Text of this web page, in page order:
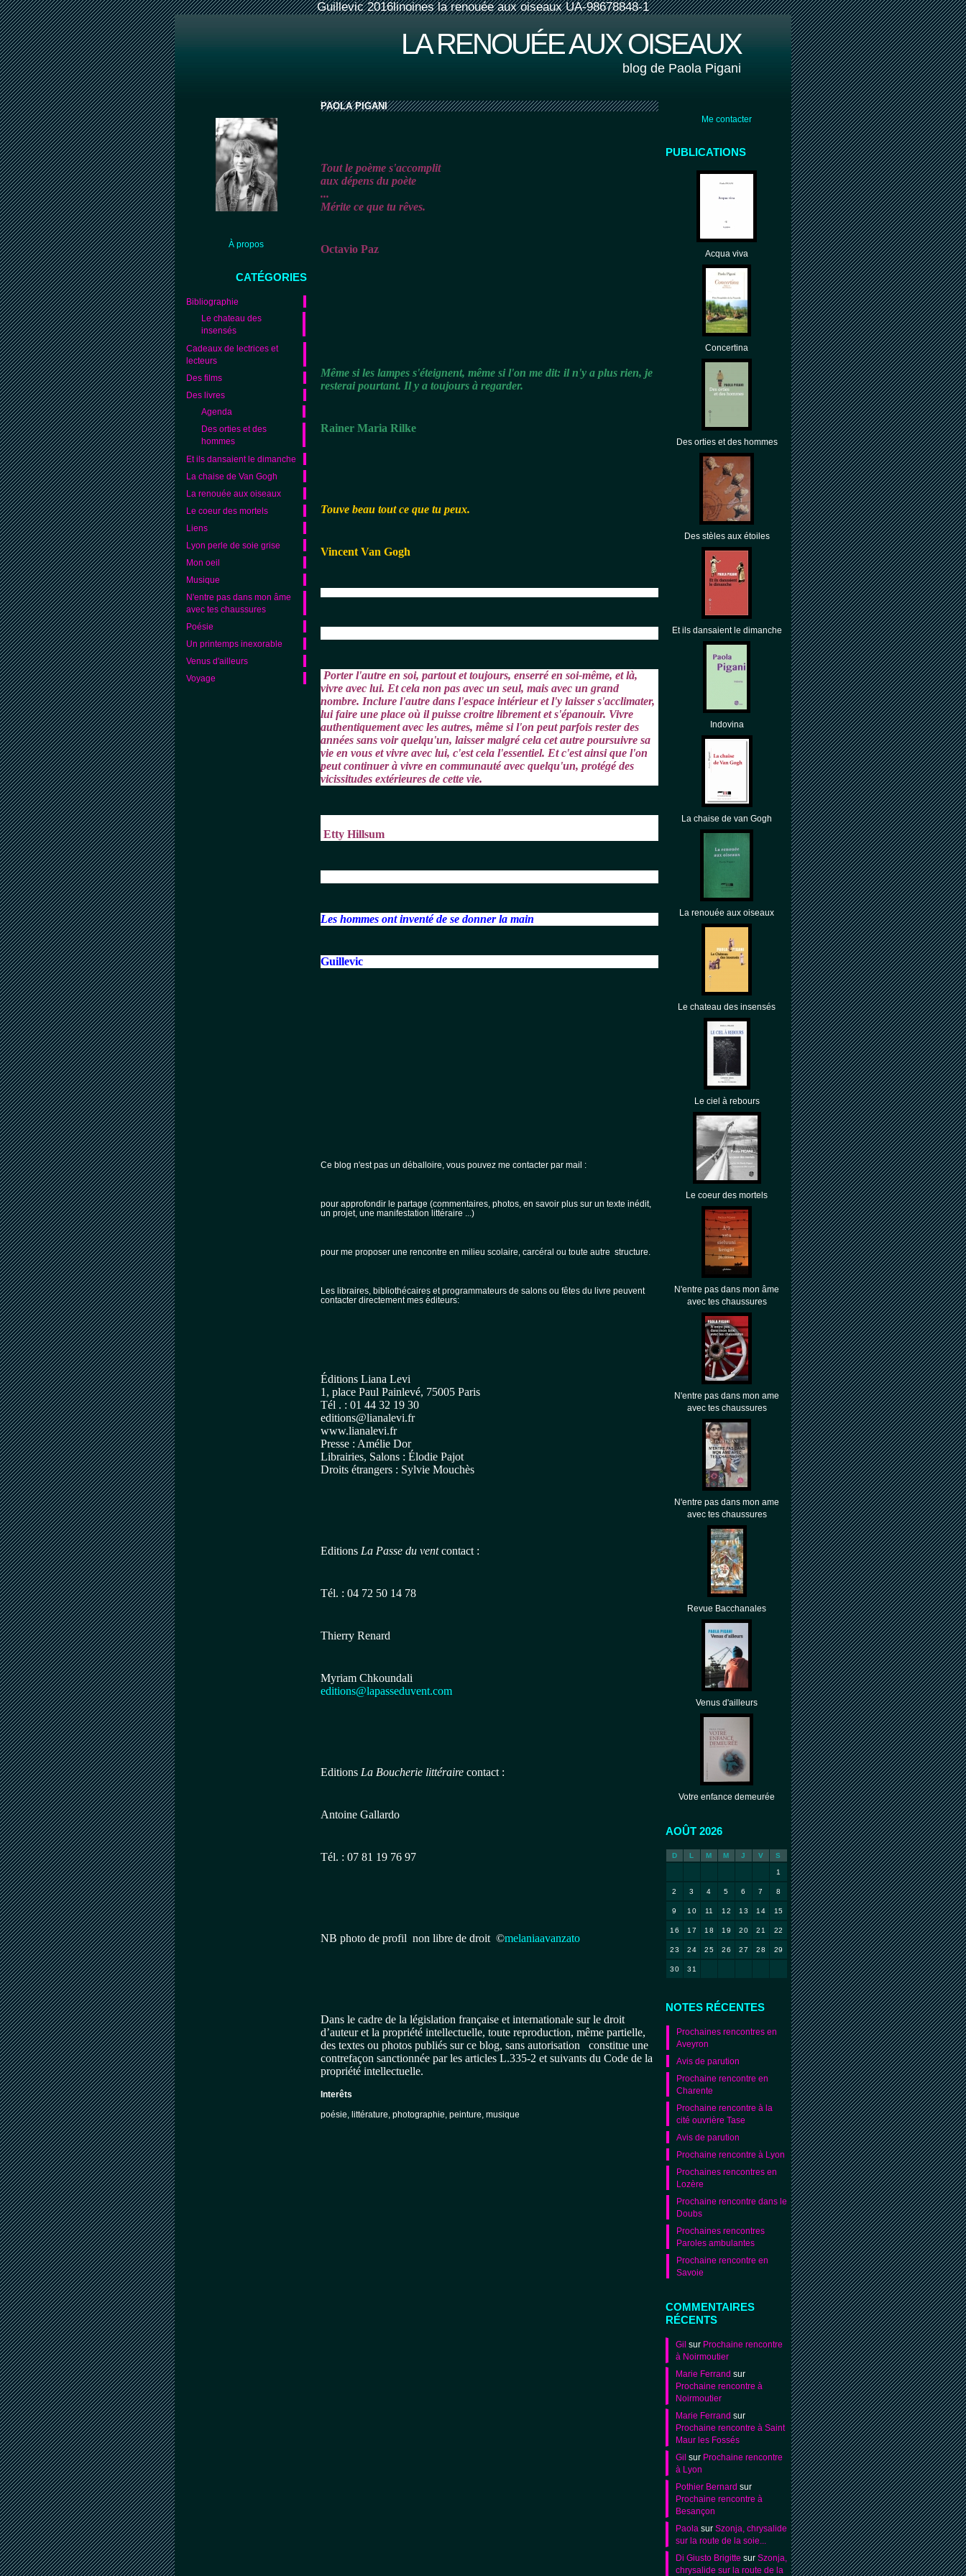
Guillevic 2016linoines la renouée aux oiseaux UA-98678848-1
LA RENOUÉE AUX OISEAUX
blog de Paola Pigani
À propos
CATÉGORIES
Bibliographie
Le chateau des
insensés
Cadeaux de lectrices et
lecteurs
Des films
Des livres
Agenda
Des orties et des
hommes
Et ils dansaient le dimanche
La chaise de Van Gogh
La renouée aux oiseaux
Le coeur des mortels
Liens
Lyon perle de soie grise
Mon oeil
Musique
N'entre pas dans mon âme
avec tes chaussures
Poésie
Un printemps inexorable
Venus d'ailleurs
Voyage
Me contacter
PUBLICATIONS
Acqua viva
Concertina
Des orties et des hommes
Des stèles aux étoiles
Et ils dansaient le dimanche
Indovina
La chaise de van Gogh
La renouée aux oiseaux
Le chateau des insensés
Le ciel à rebours
Le coeur des mortels
N'entre pas dans mon âme
avec tes chaussures
N'entre pas dans mon ame
avec tes chaussures
N'entre pas dans mon ame
avec tes chaussures
Revue Bacchanales
Venus d'ailleurs
Votre enfance demeurée
AOÛT 2026
D L M M J V S
1
2 3 4 5 6 7 8
9 10 11 12 13 14 15
16 17 18 19 20 21 22
23 24 25 26 27 28 29
30 31
NOTES RÉCENTES
Prochaines rencontres en
Aveyron
Avis de parution
Prochaine rencontre en
Charente
Prochaine rencontre à la
cité ouvrière Tase
Avis de parution
Prochaine rencontre à Lyon
Prochaines rencontres en
Lozère
Prochaine rencontre dans le
Doubs
Prochaines rencontres
Paroles ambulantes
Prochaine rencontre en
Savoie
COMMENTAIRES
RÉCENTS
Gil sur Prochaine rencontre
à Noirmoutier
Marie Ferrand sur
Prochaine rencontre à
Noirmoutier
Marie Ferrand sur
Prochaine rencontre à Saint
Maur les Fossés
Gil sur Prochaine rencontre
à Lyon
Pothier Bernard sur
Prochaine rencontre à
Besançon
Paola sur Szonja, chrysalide
sur la route de la soie...
Di Giusto Brigitte sur Szonja,
chrysalide sur la route de la
PAOLA PIGANI
Tout le poème s'accomplit
aux dépens du poète
...
Mérite ce que tu rêves.
Octavio Paz
Même si les lampes s'éteignent, même si l'on me dit: il n'y a plus rien, je
resterai pourtant. Il y a toujours à regarder.
Rainer Maria Rilke
Touve beau tout ce que tu peux.
Vincent Van Gogh
Porter l'autre en soi, partout et toujours, enserré en soi-même, et là,
vivre avec lui. Et cela non pas avec un seul, mais avec un grand
nombre. Inclure l'autre dans l'espace intérieur et l'y laisser s'acclimater,
lui faire une place où il puisse croitre librement et s'épanouir. Vivre
authentiquement avec les autres, même si l'on peut parfois rester des
années sans voir quelqu'un, laisser malgré cela cet autre poursuivre sa
vie en vous et vivre avec lui, c'est cela l'essentiel. Et c'est ainsi que l'on
peut continuer à vivre en communauté avec quelqu'un, protégé des
vicissitudes extérieures de cette vie.
Etty Hillsum
Les hommes ont inventé de se donner la main
Guillevic
Ce blog n'est pas un déballoire, vous pouvez me contacter par mail :
pour approfondir le partage (commentaires, photos, en savoir plus sur un texte inédit,
un projet, une manifestation littéraire ...)
pour me proposer une rencontre en milieu scolaire, carcéral ou toute autre structure.
Les libraires, bibliothécaires et programmateurs de salons ou fêtes du livre peuvent
contacter directement mes éditeurs:
Éditions Liana Levi
1, place Paul Painlevé, 75005 Paris
Tél . : 01 44 32 19 30
editions@lianalevi.fr
www.lianalevi.fr
Presse : Amélie Dor
Librairies, Salons : Élodie Pajot
Droits étrangers : Sylvie Mouchès
Editions La Passe du ventcontact :
Tél. : 04 72 50 14 78
Thierry Renard
Myriam Chkoundali
editions@lapasseduvent.com
Editions La Boucherie littéraire contact :
Antoine Gallardo
Tél. : 07 81 19 76 97
NB photo de profil non libre de droit ©melaniaavanzato
Dans le cadre de la législation française et internationale sur le droit
d’auteur et la propriété intellectuelle, toute reproduction, même partielle,
des textes ou photos publiés sur ce blog, sans autorisation constitue une
contrefaçon sanctionnée par les articles L.335-2 et suivants du Code de la
propriété intellectuelle.
Interêts
poésie, littérature, photographie, peinture, musique